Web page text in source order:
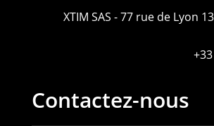
XTIM SAS - 77 rue de Lyon
Contactez-nous